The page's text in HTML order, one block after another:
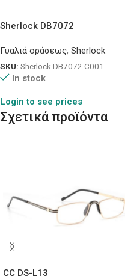
Sherlock DB7072
Γυαλιά οράσεως, Sherlock
SKU: Sherlock DB7072 C001
In stock
Login to see prices
Σχετικά προϊόντα
CC DS-L13